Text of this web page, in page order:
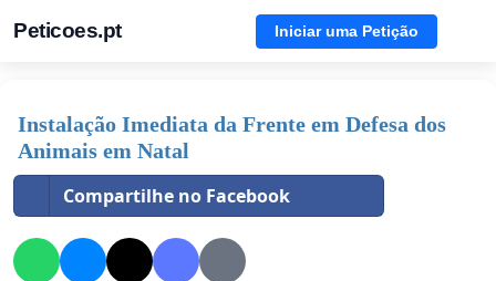
Peticoes.pt Iniciar uma Petição
Instalação Imediata da Frente em Defesa dos
Animais em Natal
Compartilhe no Facebook